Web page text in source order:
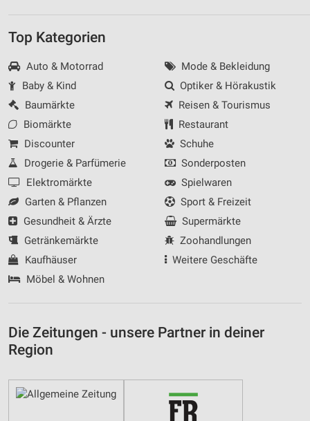
Top Kategorien
Auto & Motorrad
Baby & Kind
Baumärkte
Biomärkte
Discounter
Drogerie & Parfümerie
Elektromärkte
Garten & Pflanzen
Gesundheit & Ärzte
Getränkemärkte
Kaufhäuser
Möbel & Wohnen
Mode & Bekleidung
Optiker & Hörakustik
Reisen & Tourismus
Restaurant
Schuhe
Sonderposten
Spielwaren
Sport & Freizeit
Supermärkte
Zoohandlungen
Weitere Geschäfte
Die Zeitungen - unsere Partner in deiner
Region